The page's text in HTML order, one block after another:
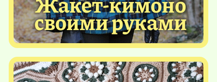
своими руками